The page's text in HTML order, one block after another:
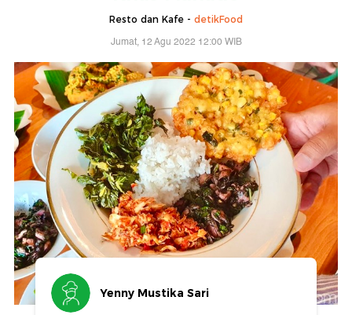
Resto dan Kafe - detikFood
Jumat, 12 Agu 2022 12:00 WIB
Yenny Mustika Sari